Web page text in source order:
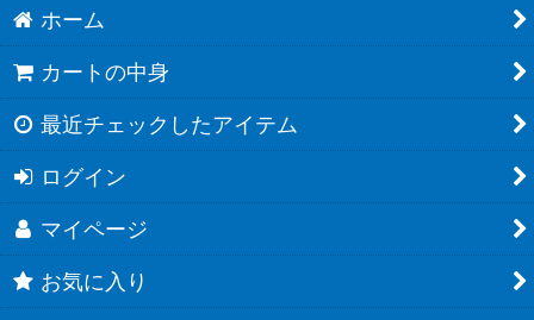
ホーム
カートの中身
最近チェックしたアイテム
ログイン
マイページ
お気に入り